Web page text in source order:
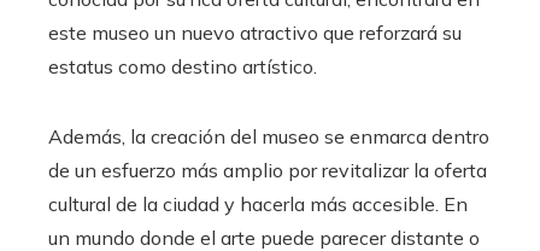
este museo un nuevo atractivo que reforzará su
estatus como destino artístico.
Además, la creación del museo se enmarca dentro
de un esfuerzo más amplio por revitalizar la oferta
cultural de la ciudad y hacerla más accesible. En
un mundo donde el arte puede parecer distante o